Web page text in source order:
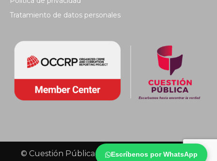
Escríbenos por WhatsApp
Tratamiento de datos personales
© Cuestión Pública 2018 - Todos los derechos